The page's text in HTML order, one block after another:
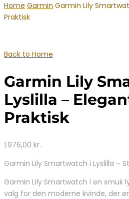
Home Garmin Garmin Lily
Praktisk
Back to Home
Garmin Lily
Lyslilla –
Praktisk
1.976,00 kr.
Garmin Lily Smartwatch i Lyslilla –
Garmin Lily Smartwatch i en smuk
valg for den moderne kvinde, der